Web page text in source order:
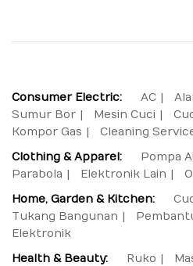
Consumer Electric: AC
Sumur Bor
Mesin Cuci
Kompor Gas
Cleaning
Clothing & Apparel:
Pompa
Parabola
Elektronik Lain
Home, Garden & Kitchen:
Tukang Bangunan
Elektronik
Health & Beauty:
Ruko